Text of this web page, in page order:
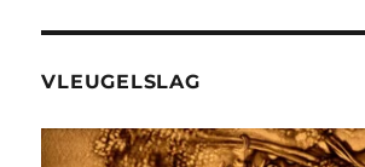
VLEUGELSLAG
Videospeler